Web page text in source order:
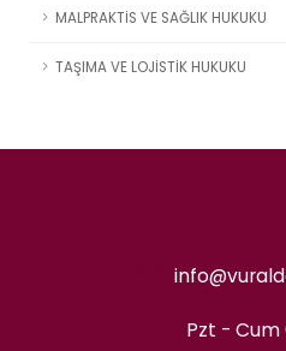
MALPRAKTİS VE SAĞLIK HUKUKU
TAŞIMA VE LOJİSTİK HUKUKU
Pzt - Cum